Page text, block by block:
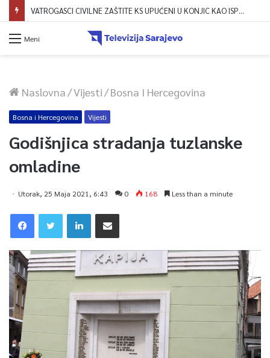
VATROGASCI CIVILNE ZAŠTITE KS UPUĆENI U KONJIC KAO ISPOMOĆ U GAŠENJU POŽARA
Meni
Naslovna/Vijesti/Bosna I Hercegovina
Bosna i Hercegovina Vijesti
Godišnjica stradanja tuzlanske
omladine
Utorak, 25 Maja 2021, 6:43 0 168 Less than a minute